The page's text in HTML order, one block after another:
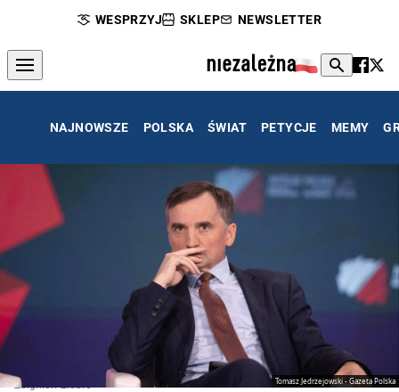
WESPRZYJ SKLEP NEWSLETTER
NAJNOWSZE POLSKA ŚWIAT PETYCJE MEMY
Tomasz Jedrzejowski - Gazeta Polska
Zbigniew Ziobro